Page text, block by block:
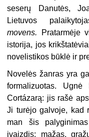
seserų Danutės,
Lietuvos
movens.
Pratarmėje
istorija, jos
novelistikos būklė ir
Novelės žanras yra
formalizuotas.
Cortázarą: jis rašė
Ji turėjo galvoje, kad
man šis
įvaizdis: mažas,